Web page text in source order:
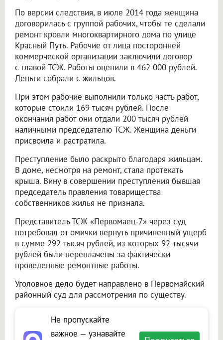
По версии следствия, в июле 2014 года женщина
договорилась с группой рабочих, чтобы те сделали
ремонт кровли многоквартирного дома по улице
Красный Путь. Рабочие от лица посторонней
коммерческой организации заключили договор
с главой ТСЖ. Работы оценили в 462 000 рублей.
Деньги собрали с жильцов.
При этом рабочие выполнили только часть работ,
которые стоили 169 тысяч рублей. После
окончания работ они отдали 200 тысяч рублей
наличными председателю ТСЖ. Женщина деньги
присвоила и растратила.
Преступление было раскрыто благодаря жильцам.
В доме, несмотря на ремонт, стала протекать
крыша. Вину в совершении преступления бывшая
председатель правления товарищества
собственников жилья не признала.
Представитель ТСЖ «Первомаец-7» через суд
потребовал от омички вернуть причиненный ущерб
в сумме 292 тысяч рублей, из которых 92 тысячи
рублей были переплачены за фактически
проведенные ремонтные работы.
Уголовное дело будет направлено в Первомайский
районный суд для рассмотрения по существу.
Не пропускайте
важное — узнавайте